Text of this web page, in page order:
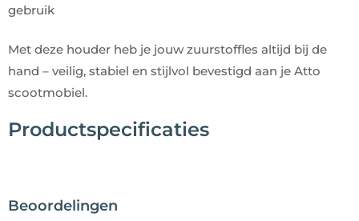
gebruik
Met deze houder heb je jouw zuurstoffles altijd bij de
hand – veilig, stabiel en stijlvol bevestigd aan je Atto
scootmobiel.
Productspecificaties
Beoordelingen